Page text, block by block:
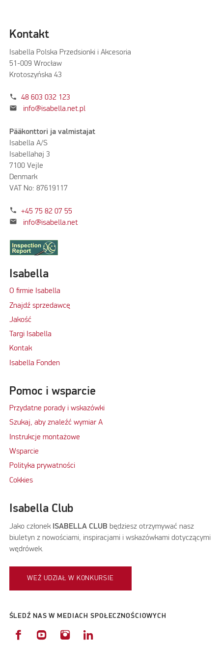
Kontakt
Isabella Polska Przedsionki i Akcesoria
51-009 Wrocław
Krotoszyńska 43
phone 48 603 032 123
mail info@isabella.net.pl
Pääkonttori ja valmistajat
Isabella A/S
Isabellahøj 3
7100 Vejle
Denmark
VAT No: 87619117
phone +45 75 82 07 55
mail info@isabella.net
Isabella
O firmie Isabella
Znajdź sprzedawcę
Jakość
Targi Isabella
Kontak
Isabella Fonden
Pomoc i wsparcie
Przydatne porady i wskazówki
Szukaj, aby znaleźć wymiar A
Instrukcje montażowe
Wsparcie
Polityka prywatności
Cokkies
Isabella Club
Jako członekISABELLA CLUB będziesz otrzymywać nasz
biuletyn z nowościami, inspiracjami i wskazówkami dotyczącymi
wędrówek.
WEŹ UDZIAŁ W KONKURSIE
ŚLEDŹ NAS W MEDIACH SPOŁECZNOŚCIOWYCH